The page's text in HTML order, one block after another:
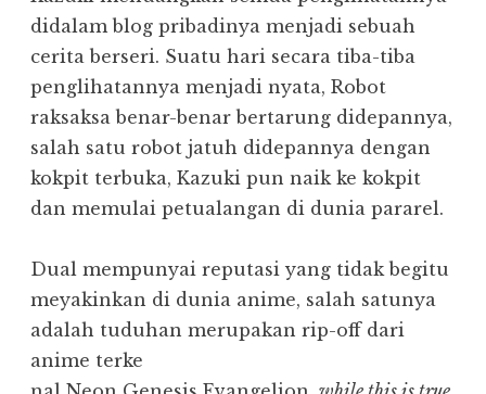
didalam blog pribadinya menjadi sebuah
cerita berseri. Suatu hari secara tiba-tiba
penglihatannya menjadi nyata, Robot
raksaksa benar-benar bertarung didepannya,
salah satu robot jatuh didepannya dengan
kokpit terbuka, Kazuki pun naik ke kokpit
dan memulai petualangan di dunia pararel.
Dual mempunyai reputasi yang tidak begitu
meyakinkan di dunia anime, salah satunya
adalah tuduhan merupakan rip-off dari
anime terke